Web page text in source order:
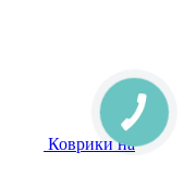
Коврики на